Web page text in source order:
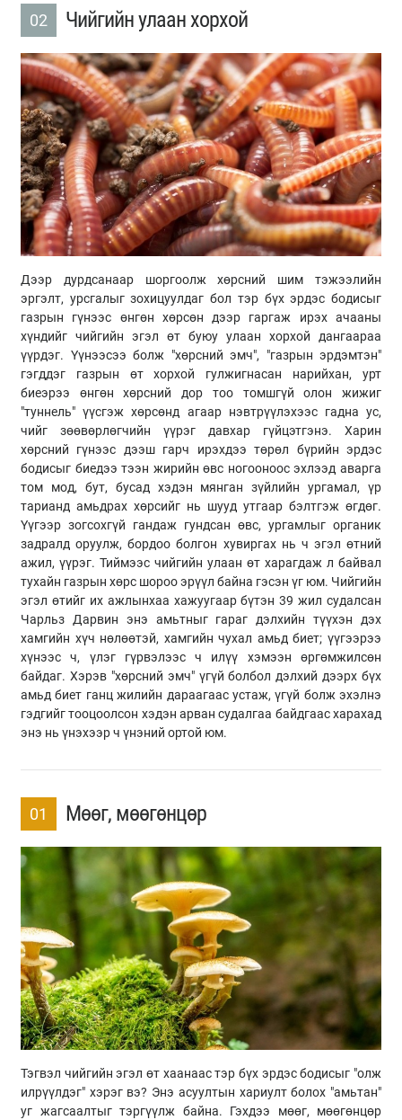
02 Чийгийн улаан хорхой
Дээр дурдсанаар шоргоолж хөрсний шим тэжээлийн
эргэлт, урсгалыг зохицуулдаг бол тэр бүх эрдэс бодисыг
газрын гүнээс өнгөн хөрсөн дээр гаргаж ирэх ачааны
хүндийг чийгийн эгэл өт буюу улаан хорхой дангаараа
үүрдэг. Үүнээсээ болж "хөрсний эмч", "газрын эрдэмтэн"
гэгддэг газрын өт хорхой гулжигнасан нарийхан, урт
биеэрээ өнгөн хөрсний дор тоо томшгүй олон жижиг
"туннель" үүсгэж хөрсөнд агаар нэвтрүүлэхээс гадна ус,
чийг зөөвөрлөгчийн үүрэг давхар гүйцэтгэнэ. Харин
хөрсний гүнээс дээш гарч ирэхдээ төрөл бүрийн эрдэс
бодисыг биедээ тээн жирийн өвс ногооноос эхлээд аварга
том мод, бут, бусад хэдэн мянган зүйлийн ургамал, үр
тарианд амьдрах хөрсийг нь шууд утгаар бэлтгэж өгдөг.
Үүгээр зогсохгүй гандаж гундсан өвс, ургамлыг органик
задралд оруулж, бордоо болгон хувиргах нь ч эгэл өтний
ажил, үүрэг. Тиймээс чийгийн улаан өт харагдаж л байвал
тухайн газрын хөрс шороо эрүүл байна гэсэн үг юм. Чийгийн
эгэл өтийг их ажлынхаа хажуугаар бүтэн 39 жил судалсан
Чарльз Дарвин энэ амьтныг гараг дэлхийн түүхэн дэх
хамгийн хүч нөлөөтэй, хамгийн чухал амьд биет; үүгээрээ
хүнээс ч, үлэг гүрвэлээс ч илүү хэмээн өргөмжилсөн
байдаг. Хэрэв "хөрсний эмч" үгүй болбол дэлхий дээрх бүх
амьд биет ганц жилийн дараагаас устаж, үгүй болж эхэлнэ
гэдгийг тооцоолсон хэдэн арван судалгаа байдгаас харахад
энэ нь үнэхээр ч үнэний ортой юм.
01 Мөөг, мөөгөнцөр
Тэгвэл чийгийн эгэл өт хаанаас тэр бүх эрдэс бодисыг "олж
илрүүлдэг" хэрэг вэ? Энэ асуултын хариулт болох "амьтан"
уг жагсаалтыг тэргүүлж байна. Гэхдээ мөөг, мөөгөнцөр